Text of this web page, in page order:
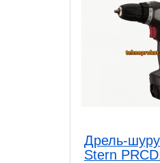
Дрель-
Stern